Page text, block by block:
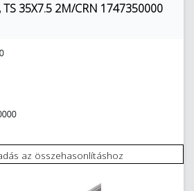
35X7.5 2M/CRN 1747350000
az összehasonlításhoz